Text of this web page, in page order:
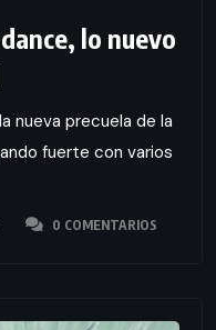
lo nuevo
nueva precuela de la
fuerte con varios
0 COMENTARIOS